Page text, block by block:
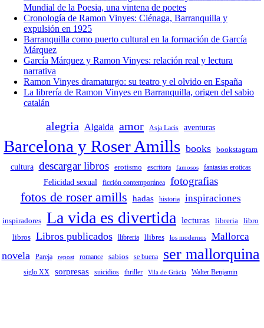
Mundial de la Poesia, una vintena de poetes
Cronología de Ramon Vinyes: Ciénaga, Barranquilla y
expulsión en 1925
Barranquilla como puerto cultural en la formación de García
Márquez
García Márquez y Ramon Vinyes: relación real y lectura
narrativa
Ramon Vinyes dramaturgo: su teatro y el olvido en España
La librería de Ramon Vinyes en Barranquilla, origen del sabio
catalán
alegria Algaida amor Asja Lacis aventuras
Barcelona y Roser Amills books bookstagram
cultura descargar libros erotismo escritora famosos fantasias eroticas
Felicidad sexual ficción contemporánea fotografias
fotos de roser amills hadas historia inspiraciones
inspiradores La vida es divertida lecturas libreria
libro
libros
Libros publicados llibreria llibres los modernos
Mallorca
novela
Pareja repost romance sabios se buena ser mallorquina
siglo XX sorpresas suicidios thriller Vila de Gràcia Walter Benjamin